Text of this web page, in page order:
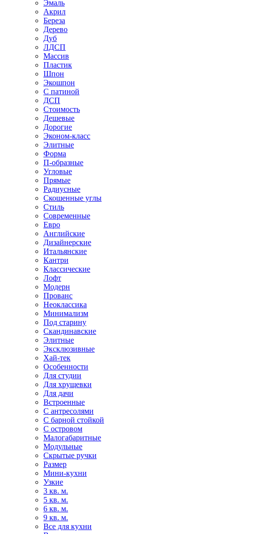
Эмаль
Акрил
Береза
Дерево
Дуб
ЛДСП
Массив
Пластик
Шпон
Экошпон
С патиной
ДСП
Стоимость
Дешевые
Дорогие
Эконом-класс
Элитные
Форма
П-образные
Угловые
Прямые
Радиусные
Скошенные углы
Стиль
Современные
Евро
Английские
Дизайнерские
Итальянские
Кантри
Классические
Лофт
Модерн
Прованс
Неоклассика
Минимализм
Под старину
Скандинавские
Элитные
Эксклюзивные
Хай-тек
Особенности
Для студии
Для хрущевки
Для дачи
Встроенные
С антресолями
С барной стойкой
С островом
Малогабаритные
Модульные
Скрытые ручки
Размер
Мини-кухни
Узкие
3 кв. м.
5 кв. м.
6 кв. м.
9 кв. м.
Все для кухни